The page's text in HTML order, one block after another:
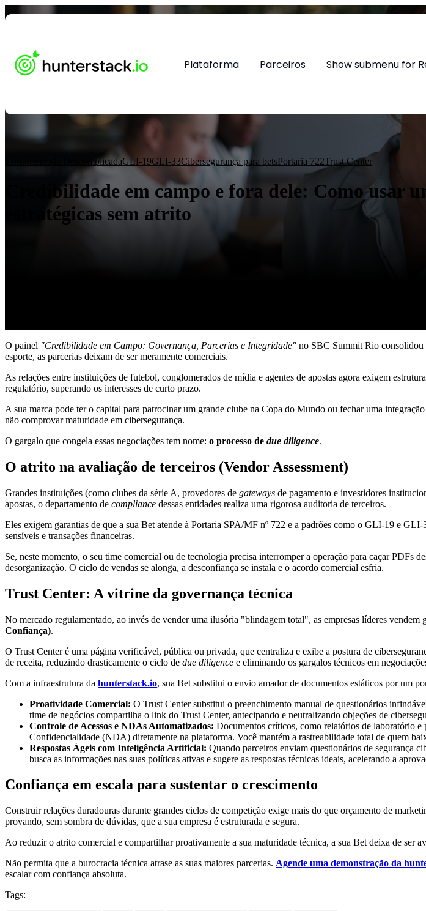
Plataforma Parceiros Show submenu for
Conformidade DescomplicadaGLI-19GLI-33Cibersegurança para betsPortaria 722Trust Center
Credibilidade em campo e fora dele: Como usar
estratégicas sem atrito
O painel "Credibilidade em Campo: Governança, Parcerias e Integridade" no SBC Summit Rio consolidou
esporte, as parcerias deixam de ser meramente comerciais.
As relações entre instituições de futebol, conglomerados de mídia e agentes de apostas agora exigem
regulatório, superando os interesses de curto prazo.
A sua marca pode ter o capital para patrocinar um grande clube na Copa do Mundo ou fechar uma
não comprovar maturidade em cibersegurança.
O gargalo que congela essas negociações tem nome: o processo de due diligence.
O atrito na avaliação de terceiros (Vendor Assessment)
Grandes instituições (como clubes da série A, provedores de gateways de pagamento e investidores
apostas, o departamento de compliance dessas entidades realiza uma rigorosa auditoria de terceiros.
Eles exigem garantias de que a sua Bet atende à Portaria SPA/MF nº 722 e a padrões como o GLI-19 e
sensíveis e transações financeiras.
Se, neste momento, o seu time comercial ou de tecnologia precisa interromper a operação para caçar PDFs
desorganização. O ciclo de vendas se alonga, a desconfiança se instala e o acordo comercial esfria.
Trust Center: A vitrine da governança técnica
No mercado regulamentado, ao invés de vender uma ilusória "blindagem total", as empresas líderes vendem
Confiança).
O Trust Center é uma página verificável, pública ou privada, que centraliza e exibe a postura de
de receita, reduzindo drasticamente o ciclo de due diligence e eliminando os gargalos técnicos em
Com a infraestrutura da hunterstack.io, sua Bet substitui o envio amador de documentos estáticos por um
Proatividade Comercial: O Trust Center substitui o preenchimento manual de questionários
time de negócios compartilha o link do Trust Center, antecipando e neutralizando objeções de
Controle de Acessos e NDAs Automatizados: Documentos críticos, como relatórios de laboratório
Confidencialidade (NDA) diretamente na plataforma. Você mantém a rastreabilidade total de quem
Respostas Ágeis com Inteligência Artificial: Quando parceiros enviam questionários de segurança
busca as informações nas suas políticas ativas e sugere as respostas técnicas ideais, acelerando a
Confiança em escala para sustentar o crescimento
Construir relações duradouras durante grandes ciclos de competição exige mais do que orçamento de
provando, sem sombra de dúvidas, que a sua empresa é estruturada e segura.
Ao reduzir o atrito comercial e compartilhar proativamente a sua maturidade técnica, a sua Bet deixa de ser
Não permita que a burocracia técnica atrase as suas maiores parcerias. Agende uma demonstração da
escalar com confiança absoluta.
Tags: